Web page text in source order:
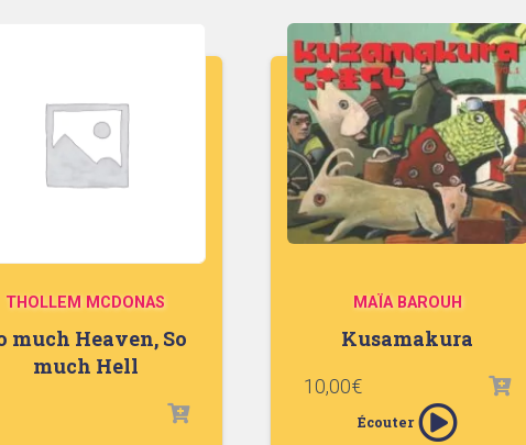
THOLLEM MCDONAS
much Heaven, So
much Hell
MAÏA BAROUH
Kusamakura
10,00€
Écouter